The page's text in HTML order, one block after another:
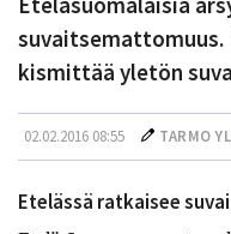
suvaitsemattomuus.
kismittää yletön
02.02.2016 08:55 TARMO
Etelässä ratkaisee